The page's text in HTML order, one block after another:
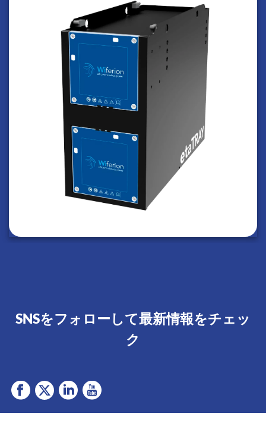
SNSをフォローして最新情報をチェッ
ク